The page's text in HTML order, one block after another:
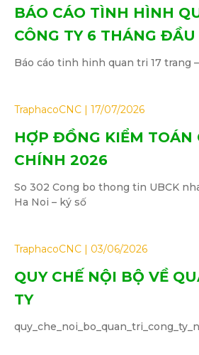
BÁO CÁO TÌNH HÌNH
CÔNG TY 6 THÁNG
Báo cáo tinh hinh quan tri 17 trang
HỢP ĐỒNG KIỂM TOÁN
CHÍNH 2026
TraphacoCNC 17/07/2026
So 302 Cong bo thong tin UBCK
Ha Noi – ký số
QUY CHẾ NỘI BỘ VỀ
TY
TraphacoCNC 03/06/2026